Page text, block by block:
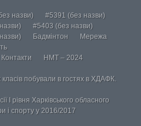
назви)
#5391 (без назви)
#5403 (без назви)
Бадмінтон
Мережа
Контакти
НМТ – 2024
побували в гостях в ХДАФК.
І рівня Харківського обласного
і спорту у 2016/2017